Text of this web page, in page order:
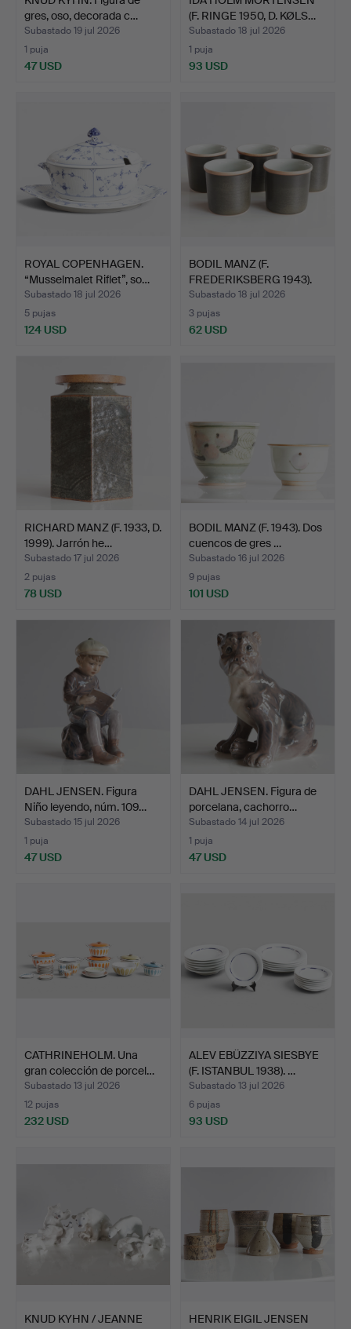
gres, oso, decorada c…
Subastado 19 jul 2026
1 puja
47 USD
(F. RINGE 1950, D. KØLS…
Subastado 18 jul 2026
1 puja
93 USD
ROYAL COPENHAGEN.
“Musselmalet Riflet”, so…
Subastado 18 jul 2026
5 pujas
124 USD
BODIL MANZ (F.
FREDERIKSBERG 1943).
Juego …
Subastado 18 jul 2026
3 pujas
62 USD
RICHARD MANZ (F. 1933, D.
1999). Jarrón he…
Subastado 17 jul 2026
2 pujas
78 USD
BODIL MANZ (F. 1943). Dos
cuencos de gres …
Subastado 16 jul 2026
9 pujas
101 USD
DAHL JENSEN. Figura
Niño leyendo, núm. 109…
Subastado 15 jul 2026
1 puja
47 USD
DAHL JENSEN. Figura de
porcelana, cachorro…
Subastado 14 jul 2026
1 puja
47 USD
CATHRINEHOLM. Una
gran colección de porcel…
Subastado 13 jul 2026
12 pujas
232 USD
ALEV EBÜZZIYA SIESBYE
(F. ISTANBUL 1938). …
Subastado 13 jul 2026
6 pujas
93 USD
KNUD KYHN / JEANNE
HENRIK EIGIL JENSEN